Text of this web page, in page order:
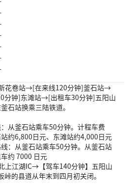
花卷站→[在来线120分钟]釜石站→
分钟]东滩站→[出租车30分钟]五阳山
石站换乘三陆铁道。
从釜石站乘车50分钟。计程车费
约6,800日元、东滩站约4,000日元
：从釜石站乘车50分钟。从釜石站
约 7000 日元
上江湖IC→【驾车140分钟】五阳山
峠的县道从年末到四月初关闭。